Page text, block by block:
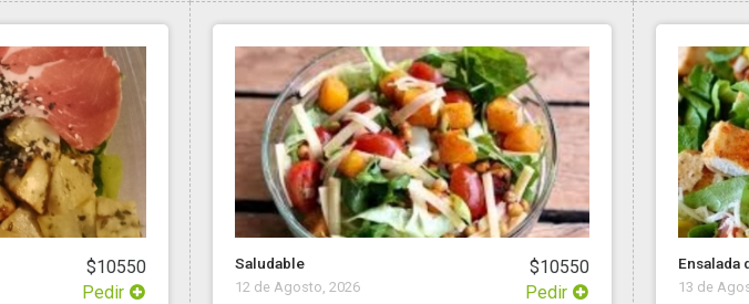
$10550
Pedir
Saludable $10550
12 de Agosto, 2026 Pedir
Ensalada
13 de